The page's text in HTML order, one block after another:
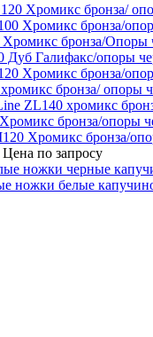
Хромикс бронза/
Хромикс бронза/
бронза/Опоры
Галифакс/опоры
Хромикс бронза/
бронза/ опоры
ZL140 хромикс
бронза/опоры
Хромикс бронза/
Цена по запросу
ножки черные
ножки белые